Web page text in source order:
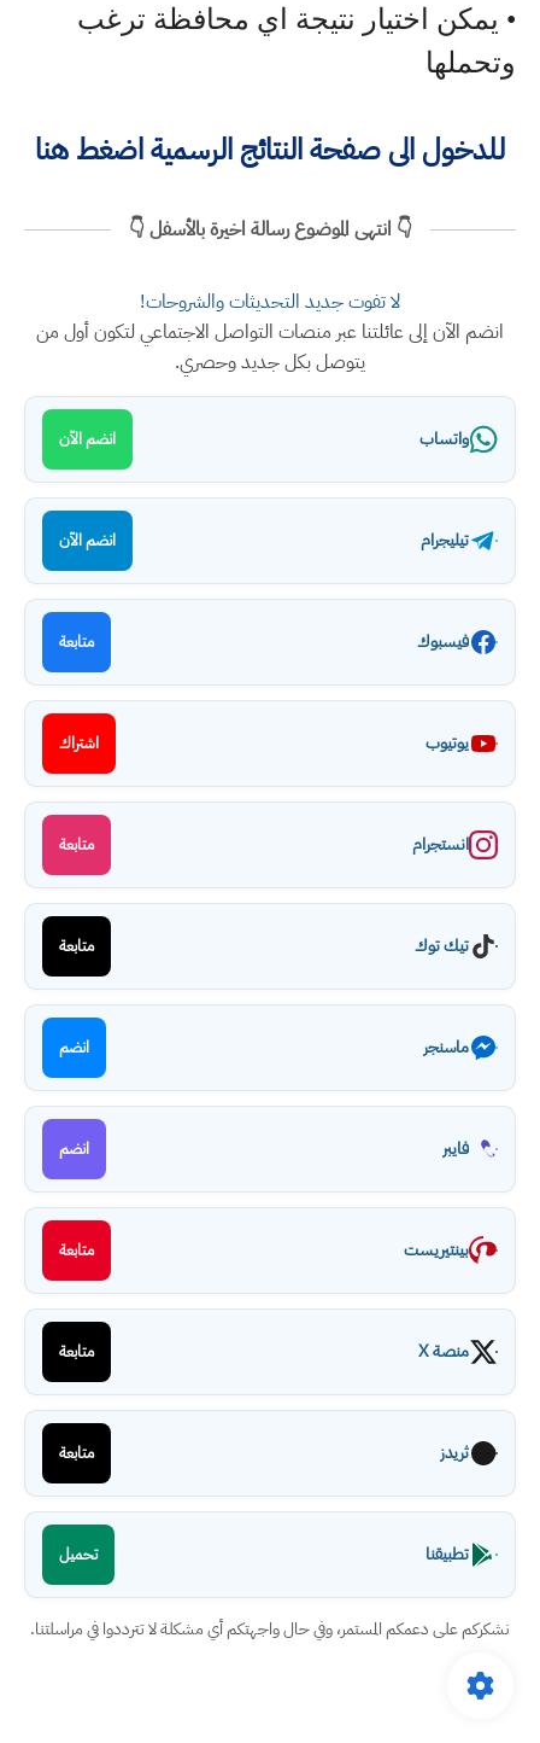
• يمكن اختيار نتيجة اي محافظة ترغب
وتحملها
للدخول الى صفحة النتائج الرسمية اضغط هنا
👇 انتهى الموضوع رسالة اخيرة بالأسفل 👇
لا تفوت جديد التحديثات والشروحات!
انضم الآن إلى عائلتنا عبر منصات التواصل الاجتماعي لتكون أول من
يتوصل بكل جديد وحصري.
واتساب انضم الآن
تيليجرام انضم الآن
فيسبوك متابعة
يوتيوب اشتراك
انستجرام متابعة
تيك توك متابعة
ماسنجر انضم
فايبر انضم
بينتيريست متابعة
منصة X متابعة
ثريدز متابعة
تطبيقنا تحميل
نشكركم على دعمكم المستمر، وفي حال واجهتكم أي مشكلة لا تترددوا في مراسلتنا.